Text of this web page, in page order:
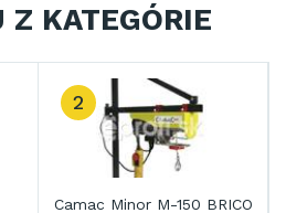
Z KATEGÓRIE
M-150 BRICO
3
Camac Minor